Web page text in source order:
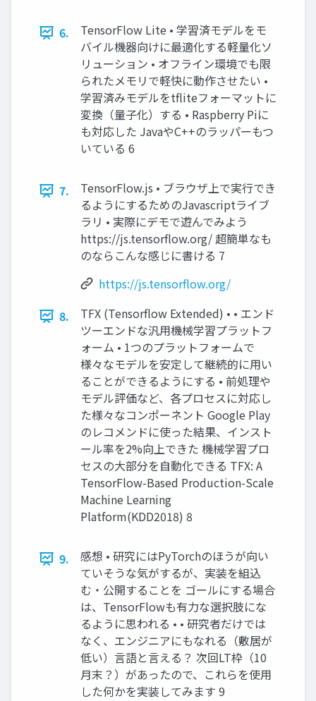
6.
TensorFlow Lite • 学習済モデルをモ
バイル機器向けに最適化する軽量化ソ
リューション • オフライン環境でも限
られたメモリで軽快に動作させたい •
学習済みモデルをtfliteフォーマットに
変換（量子化）する • Raspberry Piに
も対応した JavaやC++のラッパーもつ
いている 6
7.
TensorFlow.js • ブラウザ上で実行でき
るようにするためのJavascriptライブ
ラリ • 実際にデモで遊んでみよう
https://js.tensorflow.org/ 超簡単なも
のならこんな感じに書ける 7
https://js.tensorflow.org/
8.
TFX (Tensorflow Extended) • • エンド
ツーエンドな汎用機械学習プラットフ
ォーム • 1つのプラットフォームで
様々なモデルを安定して継続的に用い
ることができるようにする • 前処理や
モデル評価など、各プロセスに対応し
た様々なコンポーネント Google Play
のレコメンドに使った結果、インスト
ール率を2%向上できた 機械学習プロ
セスの大部分を自動化できる TFX: A
TensorFlow-Based Production-Scale
Machine Learning
Platform(KDD2018) 8
9.
感想 • 研究にはPyTorchのほうが向い
ていそうな気がするが、実装を組込
む・公開することを ゴールにする場合
は、TensorFlowも有力な選択肢にな
るように思われる • • 研究者だけでは
なく、エンジニアにもなれる（敷居が
低い）言語と言える？ 次回LT枠（10
月末？）があったので、これらを使用
した何かを実装してみます 9